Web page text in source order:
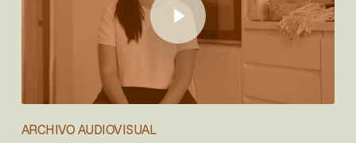
ARCHIVO AUDIOVISUAL